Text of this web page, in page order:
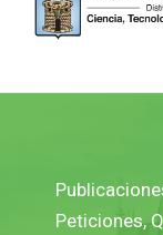
Peticiones,